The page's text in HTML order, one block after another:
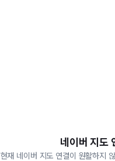
네이버 지도
현재 네이버 지도 연결이 원활하지